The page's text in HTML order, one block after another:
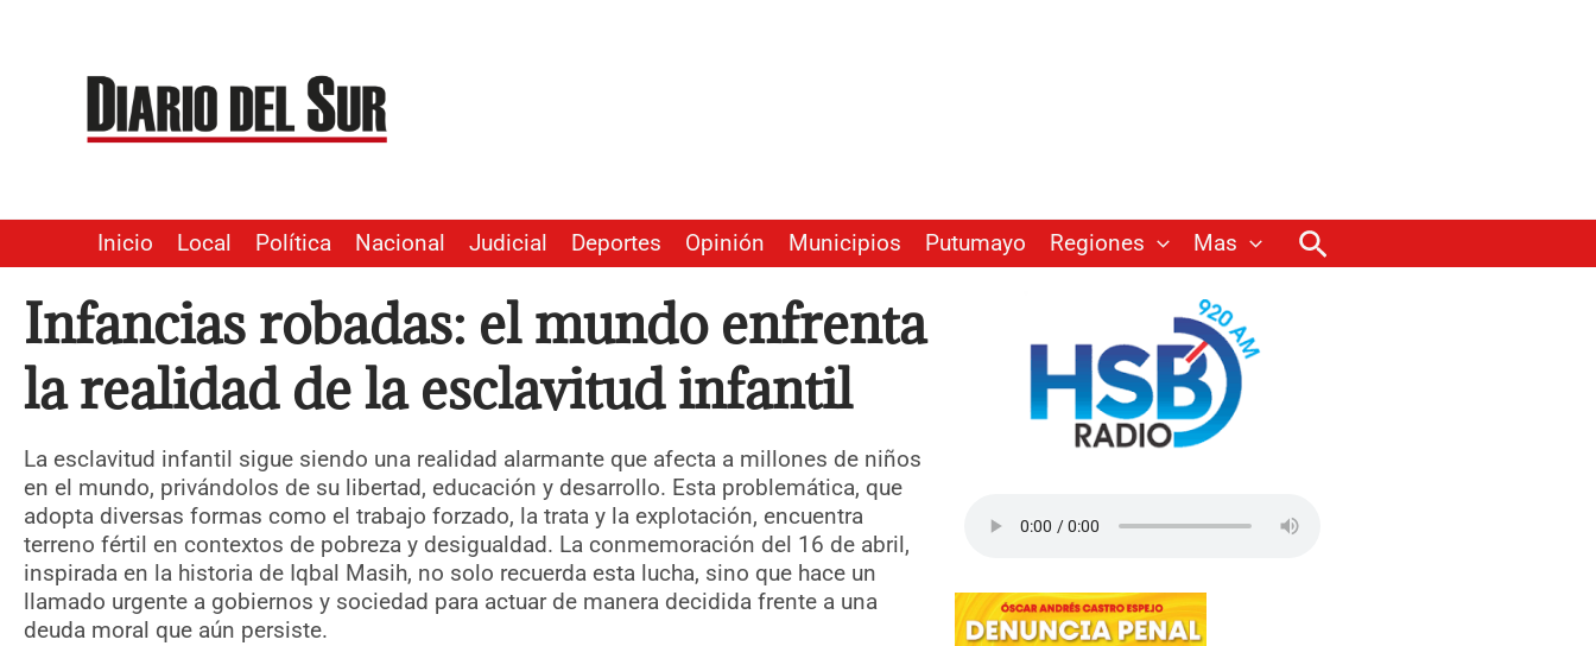
contenido
Inicio Local Política Nacional Judicial Deportes Opinión Municipios Putumayo Regiones Mas Buscar
Infancias robadas: el mundo enfrenta
la realidad de la esclavitud infantil
La esclavitud infantil sigue siendo una realidad alarmante que afecta a millones de niños
en el mundo, privándolos de su libertad, educación y desarrollo. Esta problemática, que
adopta diversas formas como el trabajo forzado, la trata y la explotación, encuentra
terreno fértil en contextos de pobreza y desigualdad. La conmemoración del 16 de abril,
inspirada en la historia de Iqbal Masih, no solo recuerda esta lucha, sino que hace un
llamado urgente a gobiernos y sociedad para actuar de manera decidida frente a una
deuda moral que aún persiste.